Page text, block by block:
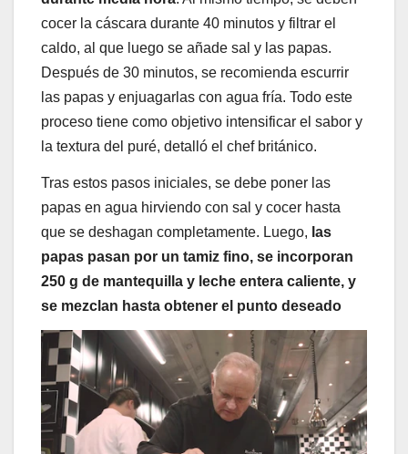
cocer la cáscara durante 40 minutos y filtrar el
caldo, al que luego se añade sal y las papas.
Después de 30 minutos, se recomienda escurrir
las papas y enjuagarlas con agua fría. Todo este
proceso tiene como objetivo intensificar el sabor y
la textura del puré, detalló el chef británico.
Tras estos pasos iniciales, se debe poner las
papas en agua hirviendo con sal y cocer hasta
que se deshagan completamente. Luego, las
papas pasan por un tamiz fino, se incorporan
250 g de mantequilla y leche entera caliente, y
se mezclan hasta obtener el punto deseado